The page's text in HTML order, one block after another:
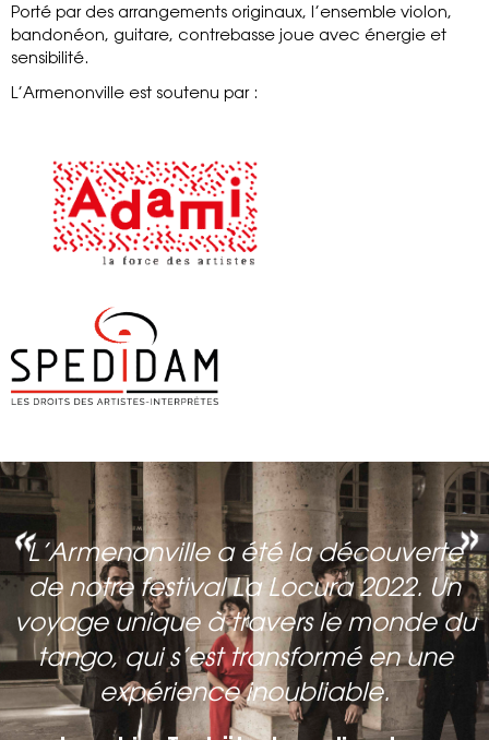
Porté par des arrangements originaux, l’ensemble violon,
bandonéon, guitare, contrebasse joue avec énergie et
sensibilité.
L’Armenonville est soutenu par :
«L’Armenonville a été la découverte
de notre festival La Locura 2022. Un
voyage unique à travers le monde du
tango, qui s’est transformé enune
expérience inoubliable.
»